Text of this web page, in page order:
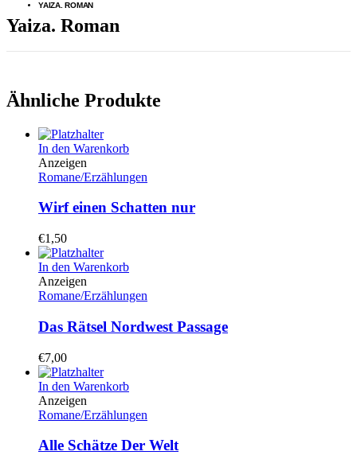
YAIZA. ROMAN
Yaiza. Roman
Ähnliche Produkte
In den Warenkorb
Anzeigen
Romane/Erzählungen
Wirf einen Schatten nur
€1,50
In den Warenkorb
Anzeigen
Romane/Erzählungen
Das Rätsel Nordwest Passage
€7,00
In den Warenkorb
Anzeigen
Romane/Erzählungen
Alle Schätze Der Welt